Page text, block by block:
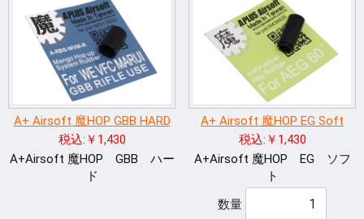
A+ Airsoft 魔HOP GBB HARD
税込:￥1,430
A+Airsoft 魔HOP GBB ハー
ド
A+ Airsoft 魔HOP EG Soft
税込:￥1,430
A+Airsoft 魔HOP EG ソフ
ト
数量